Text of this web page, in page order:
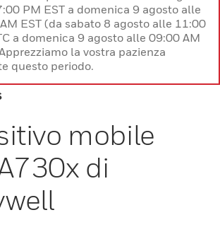
PM EST a domenica 9 agosto alle
EST (da sabato 8 agosto alle 11:00
a domenica 9 agosto alle 09:00 AM
la vostra pazienza
questo periodo.
mobile
di